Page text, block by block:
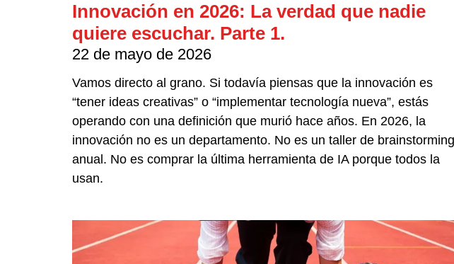
Innovación en 2026: La verdad que nadie
quiere escuchar. Parte 1.
22 de mayo de 2026
Vamos directo al grano. Si todavía piensas que la innovación es
“tener ideas creativas” o “implementar tecnología nueva”, estás
operando con una definición que murió hace años. En 2026, la
innovación no es un departamento. No es un taller de brainstorming
anual. No es comprar la última herramienta de IA porque todos la
usan.